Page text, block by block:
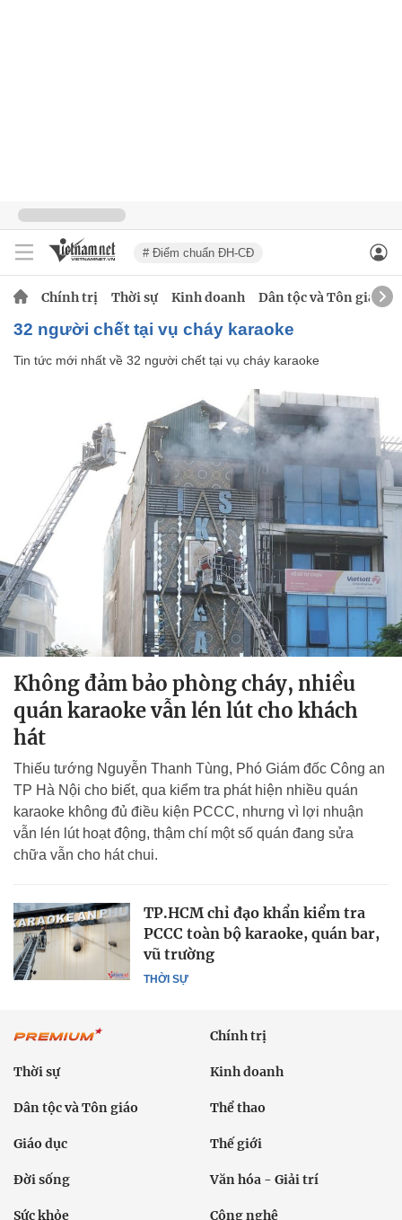
# Điểm chuẩn ĐH-CĐ
Chính trị Thời sự Kinh doanh Dân tộc và Tôn giáo
32 người chết tại vụ cháy karaoke
Tin tức mới nhất về 32 người chết tại vụ cháy karaoke
Không đảm bảo phòng cháy, nhiều
quán karaoke vẫn lén lút cho khách
hát
Thiếu tướng Nguyễn Thanh Tùng, Phó Giám đốc Công an
TP Hà Nội cho biết, qua kiểm tra phát hiện nhiều quán
karaoke không đủ điều kiện PCCC, nhưng vì lợi nhuận
vẫn lén lút hoạt động, thậm chí một số quán đang sửa
chữa vẫn cho hát chui.
THỜI SỰ
TP.HCM chỉ đạo khẩn kiểm tra
PCCC toàn bộ karaoke, quán bar,
vũ trường
Chính trị
Thời sự Kinh doanh
Dân tộc và Tôn giáo Thể thao
Giáo dục Thế giới
Đời sống Văn hóa - Giải trí
Sức khỏe Công nghệ